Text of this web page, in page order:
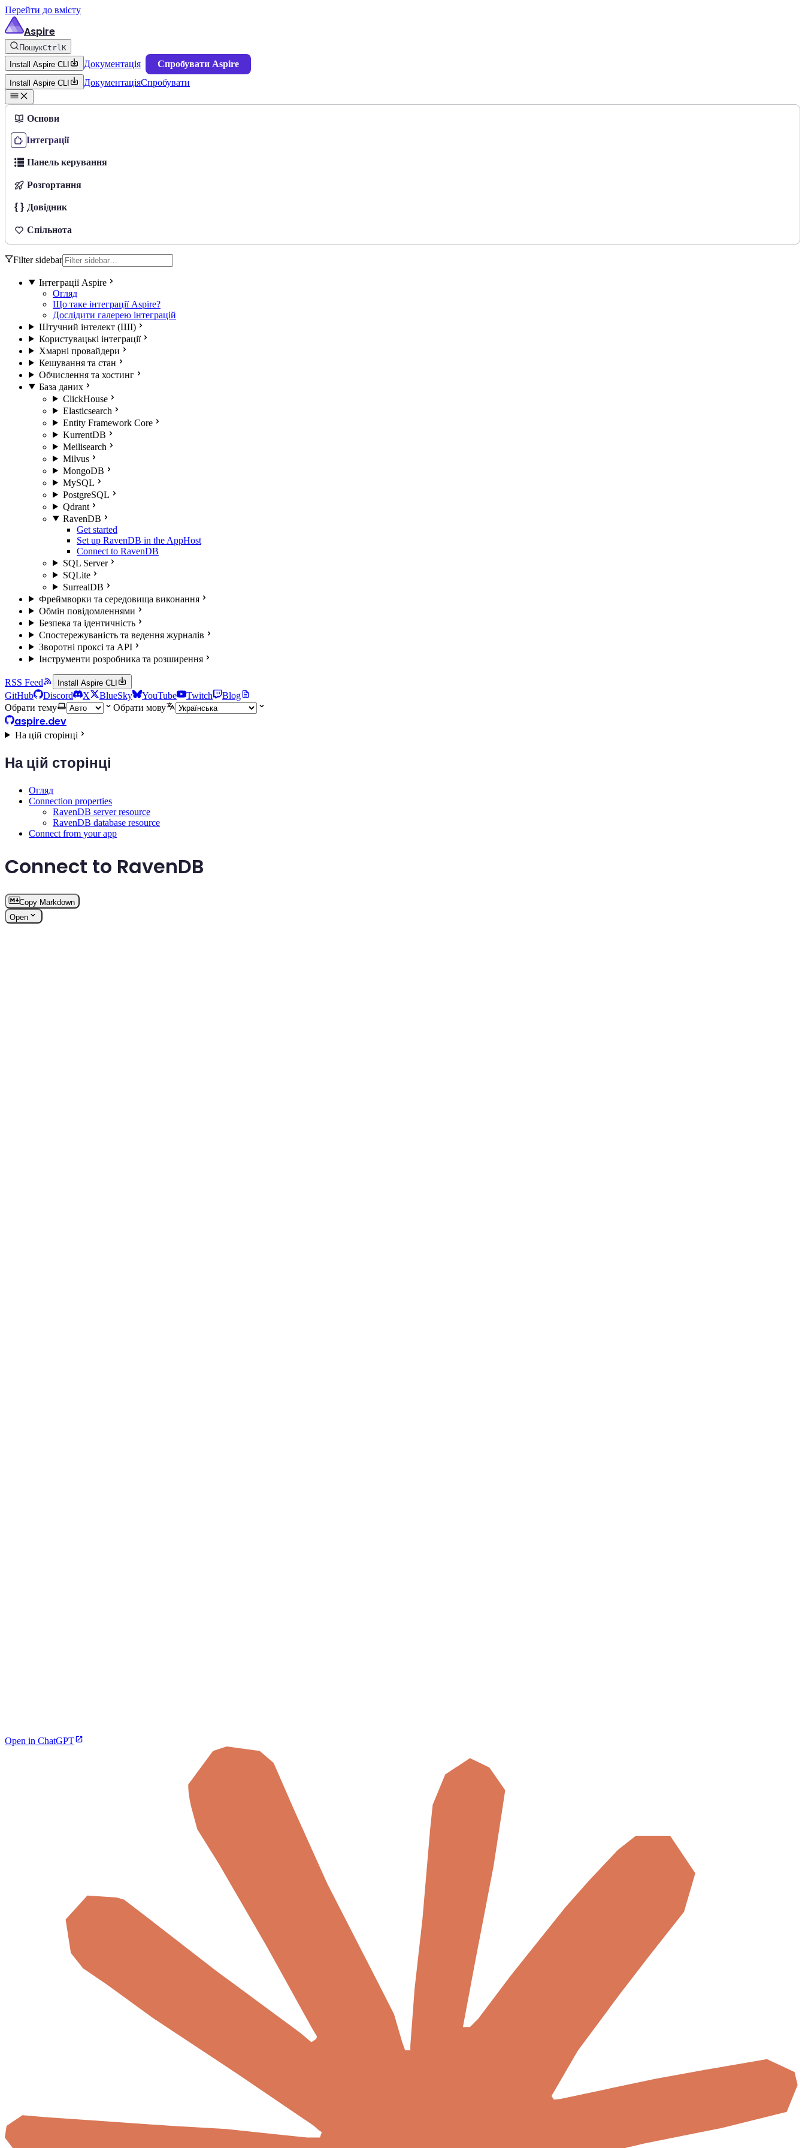
Перейти до вмісту
Aspire
ПошукCtrlK
Install Aspire CLI
Документація Спробувати Aspire
Install Aspire CLI ДокументаціяСпробувати
Основи
Інтеграції
Панель керування
Розгортання
Довідник
Спільнота
Filter sidebar
Інтеграції Aspire
Огляд
Що таке інтеграції Aspire?
Дослідити галерею інтеграцій
Штучний інтелект (ШІ)
Користувацькі інтеграції
Хмарні провайдери
Кешування та стан
Обчислення та хостинг
База даних
ClickHouse
Elasticsearch
Entity Framework Core
KurrentDB
Meilisearch
Milvus
MongoDB
MySQL
PostgreSQL
Qdrant
RavenDB
Get started
Set up RavenDB in the AppHost
Connect to RavenDB
SQL Server
SQLite
SurrealDB
Фреймворки та середовища виконання
Обмін повідомленнями
Безпека та ідентичність
Спостережуваність та ведення журналів
Зворотні проксі та API
Інструменти розробника та розширення
RSS Feed Install Aspire CLI
GitHub Discord X BlueSky YouTube Twitch
Blog
Обрати тему
Обрати мову
aspire.dev
На цій сторінці
На цій сторінці
Огляд
Connection properties
RavenDB server resource
RavenDB database resource
Connect from your app
Connect to RavenDB
Copy Markdown
Open
Open in ChatGPT